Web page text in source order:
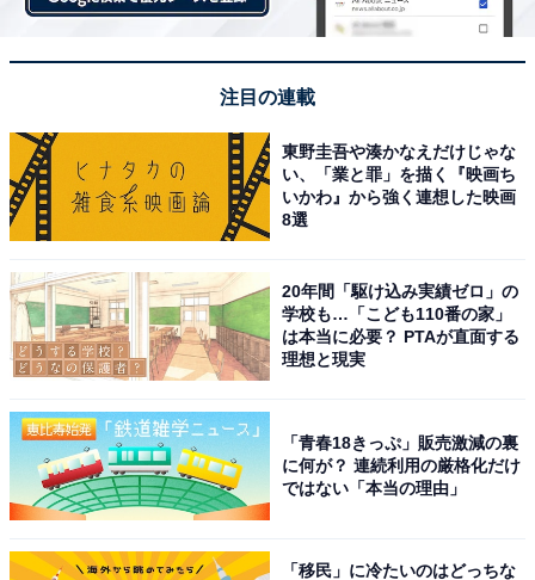
注目の連載
東野圭吾や湊かなえだけじゃな
い、「業と罪」を描く『映画ち
いかわ』から強く連想した映画
8選
20年間「駆け込み実績ゼロ」の
学校も…「こども110番の家」
は本当に必要？ PTAが直面する
理想と現実
「青春18きっぷ」販売激減の裏
に何が？ 連続利用の厳格化だけ
ではない「本当の理由」
「移民」に冷たいのはどっちな